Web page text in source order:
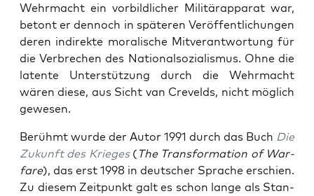
Wehrma­cht ein vor­bildlich­er Mil­itärap­pa­rat war,
betont er den­noch in späteren Veröf­fentlichun­gen
deren indi­rek­te moralis­che Mitver­ant­wor­tung für
die Ver­brechen des Nation­al­sozial­is­mus. Ohne die
latente Unter­stützung durch die Wehrma­cht
wären diese, aus Sicht van Crev­elds, nicht möglich
gewe­sen.
Berühmt wurde der Autor 1991 durch das Buch Die
Zukun­ft des Krieges( The Trans­for­ma­tion of War­
fare), das erst 1998 in deutsch­er Sprache erschien.
Zu diesem Zeit­punkt galt es schon lange als Stan­